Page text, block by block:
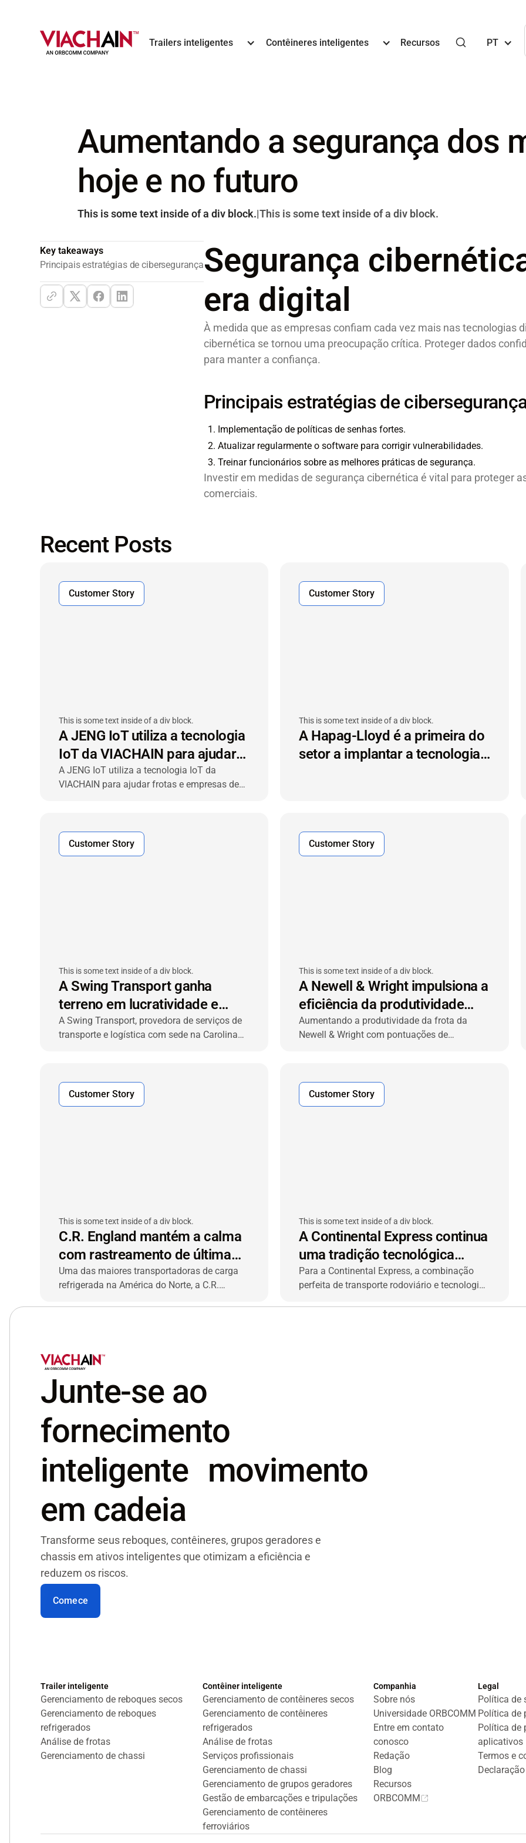
Trailers inteligentes Contêineres inteligentes Recursos PT
Aumentando a segurança dos
hoje e no futuro
This is some text inside of a div block.|This is some text inside of a div block.
Key takeaways
Principais estratégias de cibersegurançaSegurança
era digital
À medida que as empresas confiam cada vez mais nas tecnologias
cibernética se tornou uma preocupação crítica. Proteger dados
para manter a confiança.
Principais estratégias de
Implementação de políticas de senhas fortes.
Atualizar regularmente o software para corrigir vulnerabilidades.
Treinar funcionários sobre as melhores práticas de segurança.
Investir em medidas de segurança cibernética é vital para proteger
comerciais.
Recent Posts
Customer Story
This is some text inside of a div block.
A JENG IoT utiliza a tecnologia
IoT da VIACHAIN para ajudar
frotas e empresas de leasing a
aumentar o valor da frota
A JENG IoT utiliza a tecnologia IoT da
VIACHAIN para ajudar frotas e empresas de
Customer Story
This is some text inside of a div block.
A Hapag-Lloyd é a primeira do
setor a implantar a tecnologia
Customer Story
This is some text inside of a div block.
A Swing Transport ganha
terreno em lucratividade e
eficiência operacional com a
VIACHAIN
A Swing Transport, provedora de serviços de
transporte e logística com sede na Carolina
melhorar a visibilidade da frota, otimizar as
operações e oferecer um melhor atendimento
Customer Story
This is some text inside of a div block.
A Newell & Wright impulsiona a
eficiência da produtividade
com a solução VIACHAIN
Aumentando a produtividade da frota da
Newell & Wright com pontuações de
Customer Story
This is some text inside of a div block.
C.R. England mantém a calma
com rastreamento de última
geração
Uma das maiores transportadoras de carga
refrigerada na América do Norte, a C.R.
funcionalidades e um rápido retorno sobre o
investimento.
Customer Story
This is some text inside of a div block.
A Continental Express continua
uma tradição tecnológica
pioneira em transporte
rodoviário
Para a Continental Express, a combinação
perfeita de transporte rodoviário e tecnologia
Junte-se ao
fornecimento
inteligente movimento
em cadeia
Transforme seus reboques, contêineres, grupos geradores e
chassis em ativos inteligentes que otimizam a eficiência e
reduzem os riscos.
Comece
Trailer inteligente
Gerenciamento de reboques secos
Gerenciamento de reboques
refrigerados
Análise de frotas
Gerenciamento de chassi
Contêiner inteligente
Gerenciamento de contêineres secos
Gerenciamento de contêineres
refrigerados
Análise de frotas
Serviços profissionais
Gerenciamento de chassi
Gerenciamento de grupos geradores
Gestão de embarcações e tripulações
Gerenciamento de contêineres
ferroviários
Companhia
Sobre nós
Universidade ORBCOMM
Entre em contato
conosco
Redação
Blog
Recursos
ORBCOMM
Legal
Política de
Política de
Política de
aplicativos
Termos e